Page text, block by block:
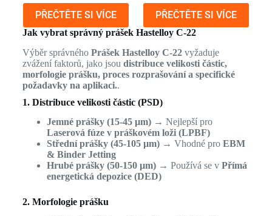
PŘEČTĚTE SI VÍCE PŘEČTĚTE SI VÍCE
Jak vybrat správný prášek Hastelloy C-22
Výběr správného Prášek Hastelloy C-22vyžaduje
zvážení faktorů, jako jsou distribuce velikosti částic,
morfologie prášku, proces rozprašování a specifické
požadavky na aplikaci..
1. Distribuce velikosti částic (PSD)
Jemné prášky (15-45 µm)→ Nejlepší pro
Laserová fúze v práškovém loži (LPBF)
Střední prášky (45-105 µm)→ Vhodné pro EBM
& Binder Jetting
Hrubé prášky (50-150 µm)→ Používá se v Přímá
energetická depozice (DED)
2. Morfologie prášku